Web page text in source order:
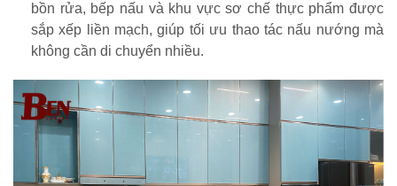
bồn rửa, bếp nấu và khu vực sơ chế thực phẩm được
sắp xếp liền mạch, giúp tối ưu thao tác nấu nướng mà
không cần di chuyển nhiều.